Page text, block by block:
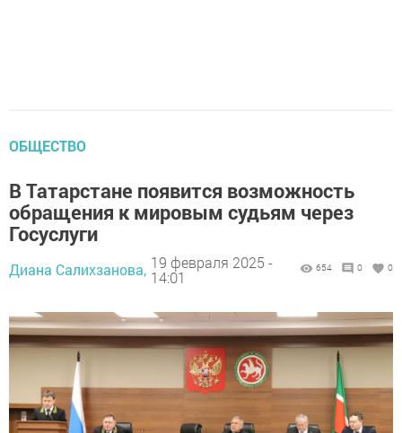
ОБЩЕСТВО
В Татарстане появится возможность
обращения к мировым судьям через
Госуслуги
Диана Салихзанова, 19 февраля 2025 -
14:01
654 0 0